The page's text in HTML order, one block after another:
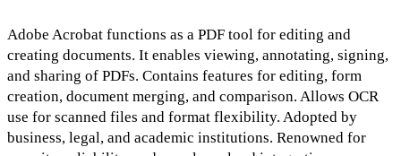
Adobe Acrobat functions as a PDF tool for editing and
creating documents. It enables viewing, annotating, signing,
and sharing of PDFs. Contains features for editing, form
creation, document merging, and comparison. Allows OCR
use for scanned files and format flexibility. Adopted by
business, legal, and academic institutions. Renowned for